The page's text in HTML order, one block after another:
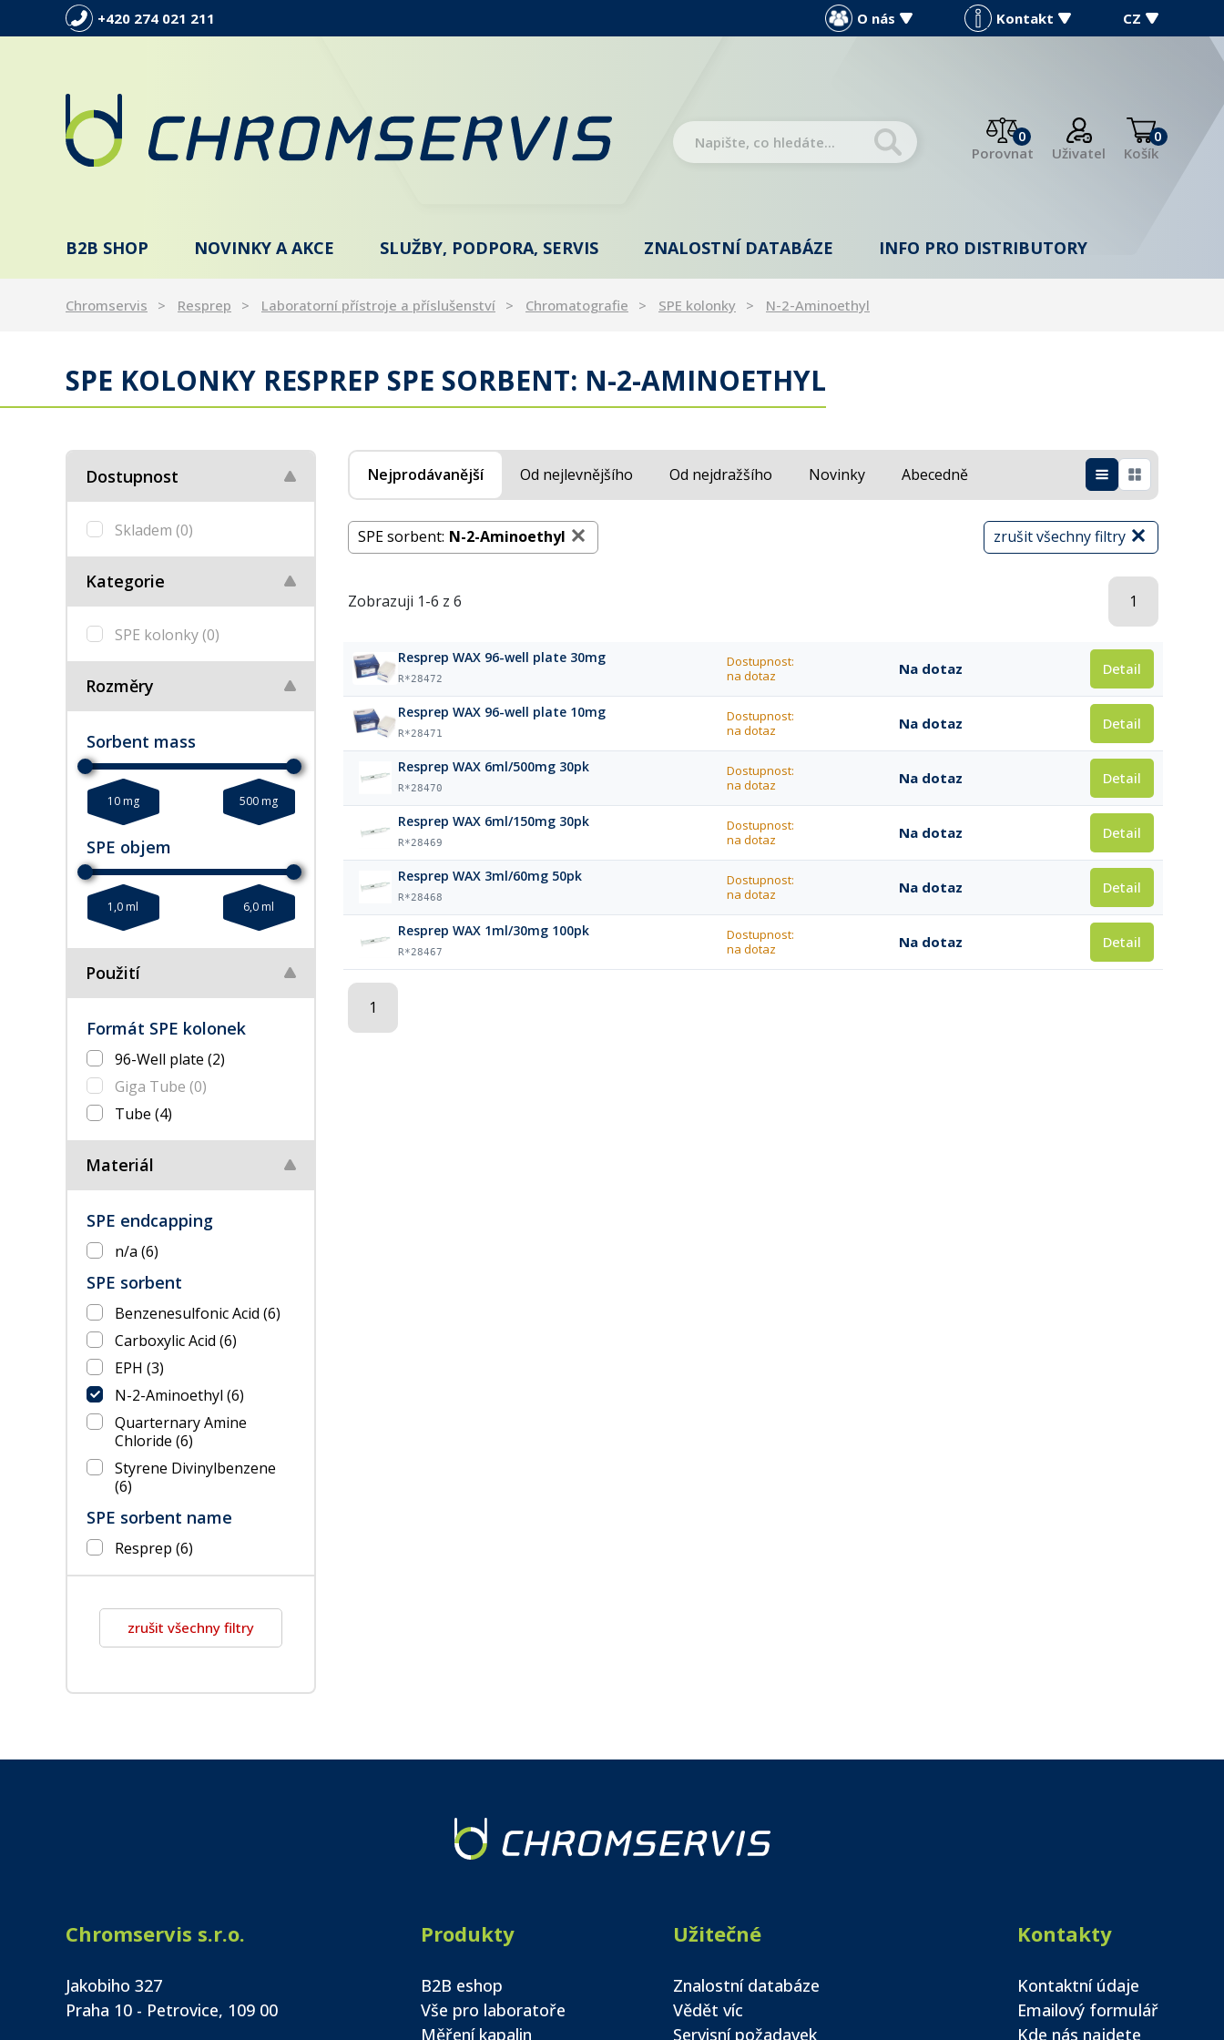
+420 274 021 211 O nás Kontakt CZ
0
Porovnat
Uživatel
0
Košík
B2B SHOP NOVINKY A AKCE SLUŽBY, PODPORA, SERVIS ZNALOSTNÍ DATABÁZE INFO PRO DISTRIBUTORY
Chromservis Resprep Laboratorní přístroje a příslušenství Chromatografie SPE kolonky N-2-Aminoethyl
SPE KOLONKY RESPREP SPE SORBENT: N-2-AMINOETHYL
Dostupnost
Skladem (0)
Kategorie
SPE kolonky(0)
Rozměry
Sorbent mass
10 mg 500 mg
SPE objem
1,0 ml 6,0 ml
Použití
Formát SPE kolonek
96-Well plate (2)
Giga Tube (0)
Tube (4)
Materiál
SPE endcapping
n/a (6)
SPE sorbent
Benzenesulfonic Acid (6)
Carboxylic Acid (6)
EPH (3)
N-2-Aminoethyl (6)
Quarternary Amine
Chloride (6)
Styrene Divinylbenzene
(6)
SPE sorbent name
Resprep (6)
zrušit všechny filtry
Nejprodávanější Od nejlevnějšího Od nejdražšího Novinky Abecedně
zrušit všechny filtry
SPE sorbent: N-2-Aminoethyl
Zobrazuji 1-6 z 6 1
Resprep WAX 96-well plate 30mg
R*28472
Dostupnost:
na dotaz
Na dotaz Detail
Resprep WAX 96-well plate 10mg
R*28471
Dostupnost:
na dotaz
Na dotaz Detail
Resprep WAX 6ml/500mg 30pk
R*28470
Dostupnost:
na dotaz
Na dotaz Detail
Resprep WAX 6ml/150mg 30pk
R*28469
Dostupnost:
na dotaz
Na dotaz Detail
Resprep WAX 3ml/60mg 50pk
R*28468
Dostupnost:
na dotaz
Na dotaz Detail
Resprep WAX 1ml/30mg 100pk
R*28467
Dostupnost:
na dotaz
Na dotaz Detail
1
Chromservis s.r.o.
Jakobiho 327
Praha 10 - Petrovice, 109 00
Produkty
B2B eshop
Vše pro laboratoře
Měření kapalin
Užitečné
Znalostní databáze
Vědět víc
Servisní požadavek
Kontakty
Kontaktní údaje
Emailový formulář
Kde nás najdete